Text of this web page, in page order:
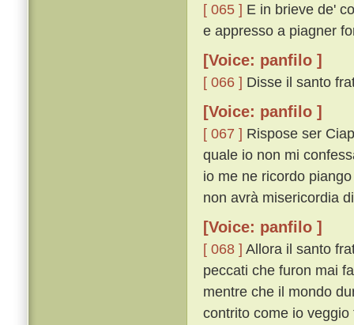
[ 065 ] E in brieve de'
e appresso a piagner
[Voice: panfilo ]
[ 066 ] Disse il santo
[Voice: panfilo ]
[ 067 ] Rispose ser
quale io non mi
io me ne ricordo
non avrà misericordia
[Voice: panfilo ]
[ 068 ] Allora il santo
peccati che furon mai
mentre che il mondo
contrito come io